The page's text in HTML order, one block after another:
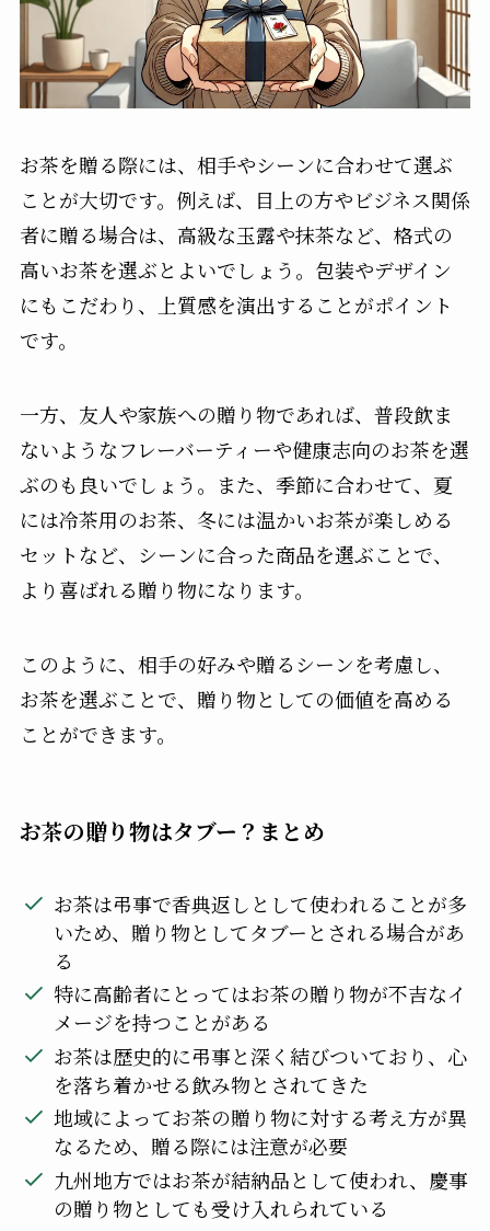
お茶を贈る際には、相手やシーンに合わせて選ぶ
ことが大切です。例えば、目上の方やビジネス関係
者に贈る場合は、高級な玉露や抹茶など、格式の
高いお茶を選ぶとよいでしょう。包装やデザイン
にもこだわり、上質感を演出することがポイント
です。
一方、友人や家族への贈り物であれば、普段飲ま
ないようなフレーバーティーや健康志向のお茶を選
ぶのも良いでしょう。また、季節に合わせて、夏
には冷茶用のお茶、冬には温かいお茶が楽しめる
セットなど、シーンに合った商品を選ぶことで、
より喜ばれる贈り物になります。
このように、相手の好みや贈るシーンを考慮し、
お茶を選ぶことで、贈り物としての価値を高める
ことができます。
お茶の贈り物はタブー？まとめ
お茶は弔事で香典返しとして使われることが多
いため、贈り物としてタブーとされる場合があ
る
特に高齢者にとってはお茶の贈り物が不吉なイ
メージを持つことがある
お茶は歴史的に弔事と深く結びついており、心
を落ち着かせる飲み物とされてきた
地域によってお茶の贈り物に対する考え方が異
なるため、贈る際には注意が必要
九州地方ではお茶が結納品として使われ、慶事
の贈り物としても受け入れられている